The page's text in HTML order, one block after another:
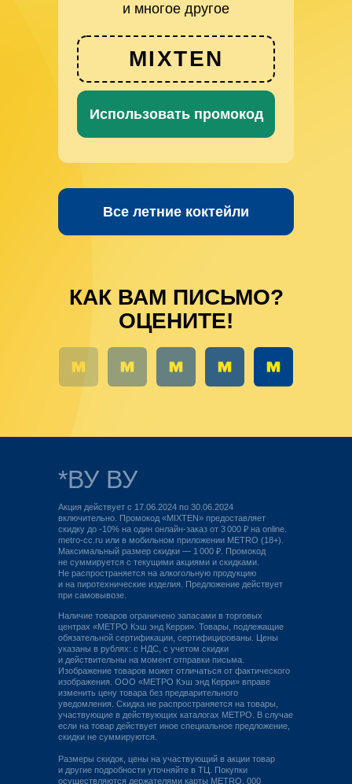
и многое другое
MIXTEN
Использовать промокод
КАК ВАМ ПИСЬМО?
ОЦЕНИТЕ!
Все летние коктейли
Наличие товаров ограничено запасами в торговых
центрах «МЕТРО Кэш энд Керри». Товары, подлежащие
обязательной сертификации, сертифицированы. Цены
указаны в рублях: с НДС, с учетом скидки
и действительны на момент отправки письма.
Изображение товаров может отличаться от фактического
изображения. ООО «МЕТРО Кэш энд Керри» вправе
изменить цену товара без предварительного
уведомления. Скидка не распространяется на товары,
участвующие в действующих каталогах МЕТРО. В случае
если на товар действует иное специальное предложение,
скидки не суммируются.
Размеры скидок, цены на участвующий в акции товар
и другие подробности уточняйте в ТЦ. Покупки
осуществляются держателями карты METRO. 000
Акция действует с 17.06.2024 по 30.06.2024
включительно. Промокод «MIXTEN» предоставляет
скидку до -10% на один онлайн-заказ от 3 000 ₽ на online.
metro-cc.ru или в мобильном приложении METRO (18+).
Максимальный размер скидки — 1 000 ₽. Промокод
не суммируется с текущими акциями и скидками.
Не распространяется на алкогольную продукцию
и на пиротехнические изделия. Предложение действует
при самовывозе.
*ВУ ВУ